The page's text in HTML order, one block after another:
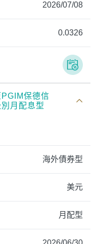
2026/07/08
0.0326
保德信
月配息型
海外債券型
美元
月配型